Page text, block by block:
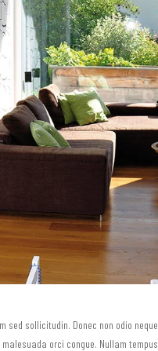
sollicitudin. Donec non odio
malesuada orci congue. Nullam